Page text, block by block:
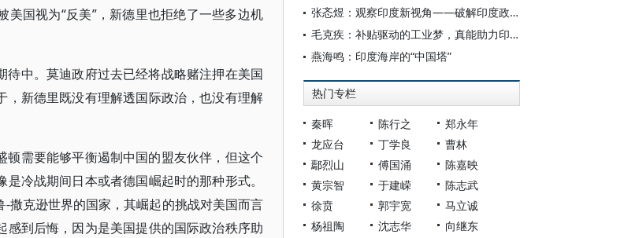
国视为“反美”，新德里也拒绝了一些多边机
中。莫迪政府过去已经将战略赌注押在美国
新德里既没有理解透国际政治，也没有理解
需要能够平衡遏制中国的盟友伙伴，但这个
冷战期间日本或者德国崛起时的那种形式。
撒克逊世界的国家，其崛起的挑战对美国而言
到后悔，因为是美国提供的国际政治秩序助
张忞煜：观察印度新视角——破解印度政治“宗教语言转码”
毛克疾：补贴驱动的工业梦，真能助力印度制造业发展吗
燕海鸣：印度海岸的“中国塔”
热门专栏
秦晖 陈行之
郑永年
龙应台
丁学良
曹林
鄢烈山
傅国涌
陈嘉映
黄宗智
于建嵘
陈志武
徐贲
郭宇宽
马立诚
杨祖陶
沈志华
向继东